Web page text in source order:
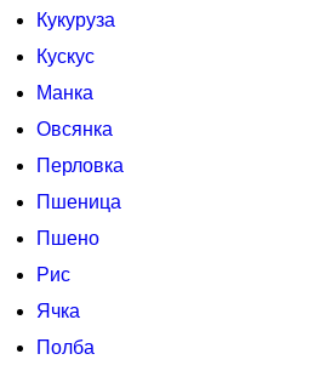
Кукуруза
Кускус
Манка
Овсянка
Перловка
Пшеница
Пшено
Рис
Ячка
Полба